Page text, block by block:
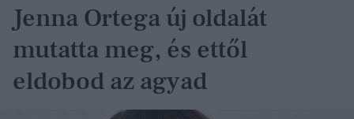
Jenna Ortega új oldalát
mutatta meg, és ettől
eldobod az agyad